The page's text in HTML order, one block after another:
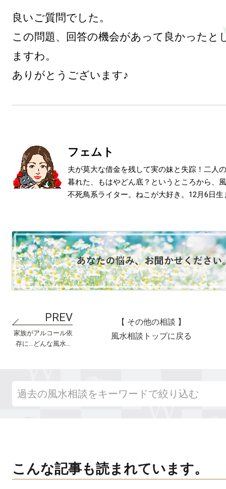
良いご質問でした。
この問題、回答の機会があって良かったと
ますわ。
ありがとうございます♪
フェムト
夫が莫大な借金を残して実の妹と失踪！二人
暮れた、もはやどん底？というところから、
不死鳥系ライター。ねこが大好き。12月6日生
家族がアルコール依
存に…どんな風水対
【 その他の相談 】
風水相談トップに戻る
こんな記事も読まれています。